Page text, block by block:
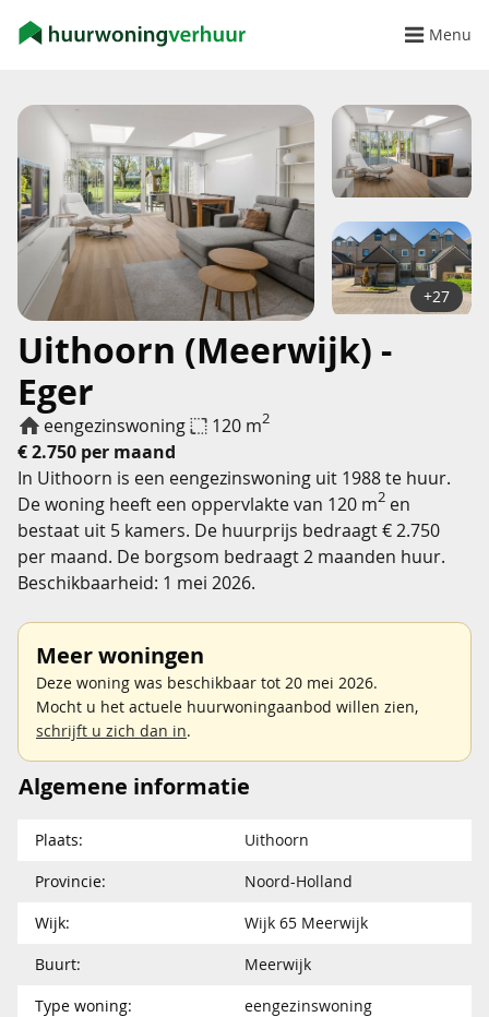
Menu
Uithoorn (Meerwijk) -
Eger
eengezinswoning 120 m2
€ 2.750 per maand
+27
In Uithoorn is een eengezinswoning uit 1988 te huur.
De woning heeft een oppervlakte van 120 m2 en
bestaat uit 5 kamers. De huurprijs bedraagt € 2.750
per maand. De borgsom bedraagt 2 maanden huur.
Beschikbaarheid: 1 mei 2026.
Meer woningen
Deze woning was beschikbaar tot 20 mei 2026.
Mocht u het actuele huurwoningaanbod willen zien,
schrijft u zich dan in.
Algemene informatie
Plaats:
Uithoorn
Provincie:
Noord-Holland
Wijk:
Wijk 65 Meerwijk
Buurt:
Meerwijk
Type woning:
eengezinswoning